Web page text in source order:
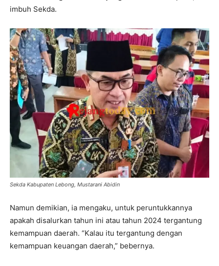
imbuh Sekda.
Sekda Kabupaten Lebong, Mustarani Abidin
Namun demikian, ia mengaku, untuk peruntukkannya
apakah disalurkan tahun ini atau tahun 2024 tergantung
kemampuan daerah. “Kalau itu tergantung dengan
kemampuan keuangan daerah,” bebernya.